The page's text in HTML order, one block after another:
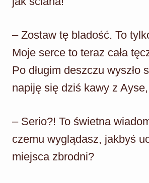
– Zostaw tę bladość. To
Moje serce to teraz cała
Po długim deszczu wyszło
napiję się dziś kawy z
– Serio?! To świetna
czemu wyglądasz, jakbyś
miejsca zbrodni?